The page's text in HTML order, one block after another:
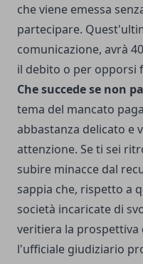
che viene emessa
partecipare.
comunicazione, avrà
il debito o per opporsi
Che succede se non
tema del mancato
abbastanza delicato e
attenzione. Se ti sei
subire minacce dal
sappia che, rispetto a
società incaricate di
veritiera la prospettiva
l'ufficiale giudiziario